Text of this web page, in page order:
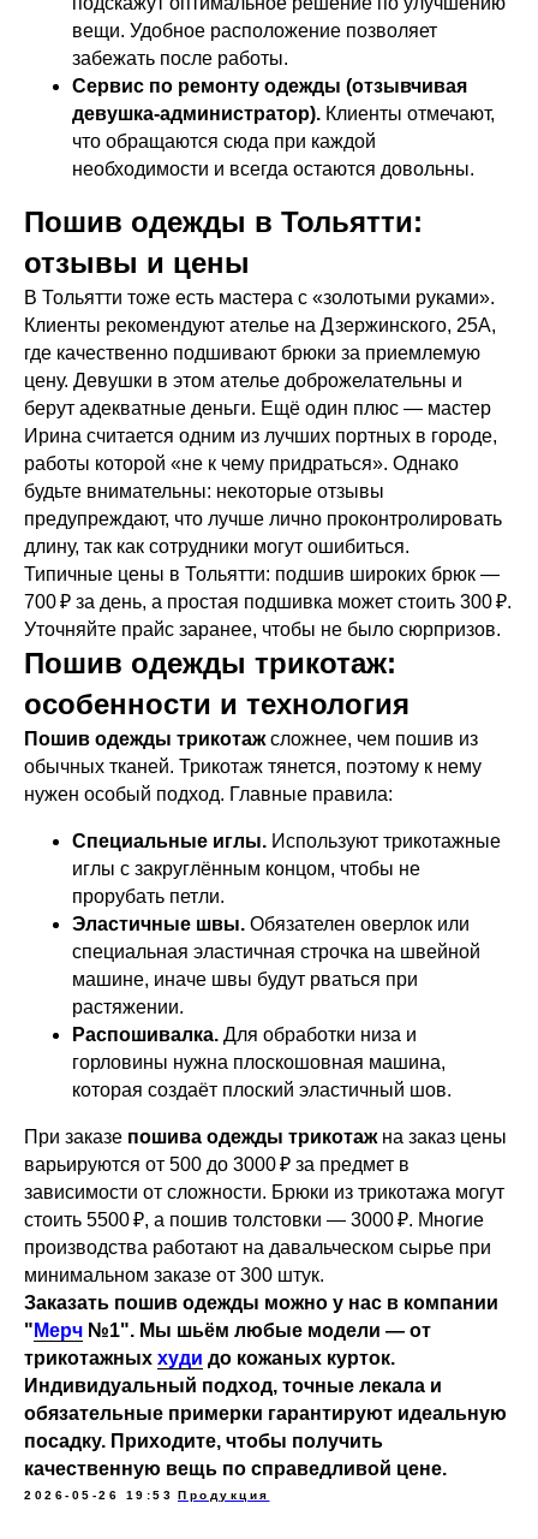
вещи. Удобное расположение позволяет
забежать после работы.
Сервис по ремонту одежды (отзывчивая
девушка-администратор). Клиенты отмечают,
что обращаются сюда при каждой
необходимости и всегда остаются довольны.
Пошив одежды в Тольятти:
отзывы и цены
В Тольятти тоже есть мастера с «золотыми руками».
Клиенты рекомендуют ателье на Дзержинского, 25А,
где качественно подшивают брюки за приемлемую
цену. Девушки в этом ателье доброжелательны и
берут адекватные деньги. Ещё один плюс — мастер
Ирина считается одним из лучших портных в городе,
работы которой «не к чему придраться». Однако
будьте внимательны: некоторые отзывы
предупреждают, что лучше лично проконтролировать
длину, так как сотрудники могут ошибиться.
Типичные цены в Тольятти: подшив широких брюк —
700 ₽ за день, а простая подшивка может стоить 300 ₽.
Уточняйте прайс заранее, чтобы не было сюрпризов.
Пошив одежды трикотаж:
особенности и технология
Пошив одежды трикотажсложнее, чем пошив из
обычных тканей. Трикотаж тянется, поэтому к нему
нужен особый подход. Главные правила:
Специальные иглы. Используют трикотажные
иглы с закруглённым концом, чтобы не
прорубать петли.
Эластичные швы. Обязателен оверлок или
специальная эластичная строчка на швейной
машине, иначе швы будут рваться при
растяжении.
Распошивалка. Для обработки низа и
горловины нужна плоскошовная машина,
которая создаёт плоский эластичный шов.
При заказе пошива одежды трикотажна заказ цены
варьируются от 500 до 3000 ₽ за предмет в
зависимости от сложности. Брюки из трикотажа могут
стоить 5500 ₽, а пошив толстовки — 3000 ₽. Многие
производства работают на давальческом сырье при
минимальном заказе от 300 штук.
Заказать пошив одежды можно у нас в компании
" Мерч №1". Мы шьём любые модели — от
трикотажных худи до кожаных курток.
Индивидуальный подход, точные лекала и
обязательные примерки гарантируют идеальную
посадку. Приходите, чтобы получить
качественную вещь по справедливой цене.
2026-05-26 19:53 Продукция
Расскажите о вашей задаче, а мы вам поможем
Оставьте заявку
Всё, что может быть полезным (макет, гайдлайны
бренда):
Add files